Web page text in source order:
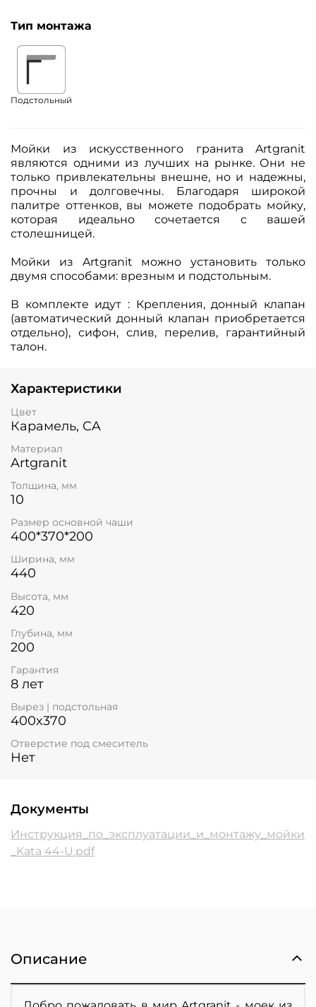
Тип монтажа
Подстольный
Мойки из искусственного гранита Artgranit
являются одними из лучших на рынке. Они не
только привлекательны внешне, но и надежны,
прочны и долговечны. Благодаря широкой
палитре оттенков, вы можете подобрать мойку,
которая идеально сочетается с вашей
столешницей.
Мойки из Artgranit можно установить только
двумя способами: врезным и подстольным.
В комплекте идут : Крепления, донный клапан
(автоматический донный клапан приобретается
отдельно), сифон, слив, перелив, гарантийный
талон.
Характеристики
Цвет
Карамель, CA
Материал
Artgranit
Толщина, мм
10
Размер основной чаши
400*370*200
Ширина, мм
440
Высота, мм
420
Глубина, мм
200
Гарантия
8 лет
Вырез | подстольная
400x370
Отверстие под смеситель
Нет
Документы
Инструкция_по_эксплуатации_и_монтажу_мойки
_Kata 44-U.pdf
Описание